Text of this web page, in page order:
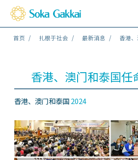
首页 扎根于社会 最新消息 香港
香港、澳门和泰国任
香港、澳门和泰国2024